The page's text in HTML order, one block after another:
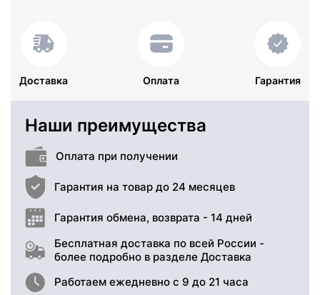
Доставка Оплата Гарантия
Наши преимущества
Оплата при получении
Гарантия на товар до 24 месяцев
Гарантия обмена, возврата - 14 дней
Бесплатная доставка по всей России -
более подробно в разделе Доставка
Работаем ежедневно с 9 до 21 часа